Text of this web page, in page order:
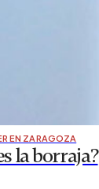
EN ZARAGOZA
la borraja?